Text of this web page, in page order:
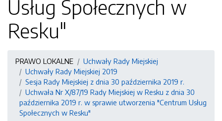
Usług Społecznych w
Resku"
PRAWO LOKALNE
Uchwały Rady Miejskiej
Uchwały Rady Miejskiej 2019
Sesja Rady Miejskiej z dnia 30 października 2019 r.
Uchwała Nr X/87/19 Rady Miejskiej w Resku z dnia 30
października 2019 r. w sprawie utworzenia "Centrum Usług
Społecznych w Resku"